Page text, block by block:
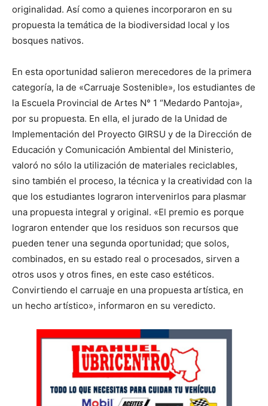
originalidad. Así como a quienes incorporaron en su
propuesta la temática de la biodiversidad local y los
bosques nativos.
En esta oportunidad salieron merecedores de la primera
categoría, la de «Carruaje Sostenible», los estudiantes de
la Escuela Provincial de Artes N° 1 “Medardo Pantoja»,
por su propuesta. En ella, el jurado de la Unidad de
Implementación del Proyecto GIRSU y de la Dirección de
Educación y Comunicación Ambiental del Ministerio,
valoró no sólo la utilización de materiales reciclables,
sino también el proceso, la técnica y la creatividad con la
que los estudiantes lograron intervenirlos para plasmar
una propuesta integral y original. «El premio es porque
lograron entender que los residuos son recursos que
pueden tener una segunda oportunidad; que solos,
combinados, en su estado real o procesados, sirven a
otros usos y otros fines, en este caso estéticos.
Convirtiendo el carruaje en una propuesta artística, en
un hecho artístico», informaron en su veredicto.